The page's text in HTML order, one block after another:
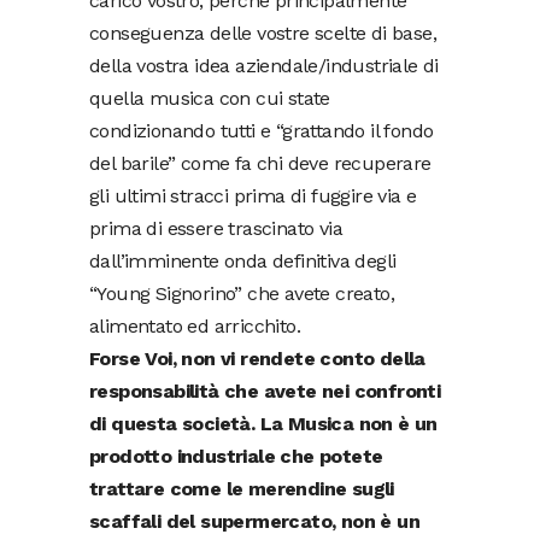
conseguenza delle vostre scelte di base,
della vostra idea aziendale/industriale di
quella musica con cui state
condizionando tutti e “grattando il fondo
del barile” come fa chi deve recuperare
gli ultimi stracci prima di fuggire via e
prima di essere trascinato via
dall’imminente onda definitiva degli
“Young Signorino” che avete creato,
alimentato ed arricchito.
Forse Voi, non vi rendete conto della
responsabilità che avete nei confronti
di questa società. La Musica non è un
prodotto industriale che potete
trattare come le merendine sugli
scaffali del supermercato, non è un